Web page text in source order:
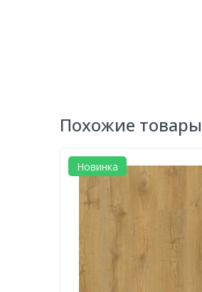
Похожие товары
Новинка